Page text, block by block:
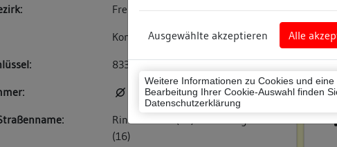
Ausgewählte akzeptieren Alle
Weitere Informationen zu Cookies und
Bearbeitung Ihrer Cookie-Auswahl finden
Datenschutzerklärung
Freiburg
Konstanz (Landkreis)
8335043012
keine
Rindermarkt (14) und Rossgasse
(16)